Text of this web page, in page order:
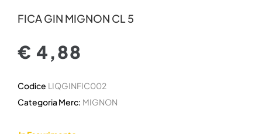
FICA GIN MIGNON CL 5
€ 4,88
Codice LIQGINFIC002
Categoria Merc: MIGNON